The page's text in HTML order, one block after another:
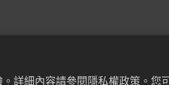
詳細內容請參閱隱私權政策。您